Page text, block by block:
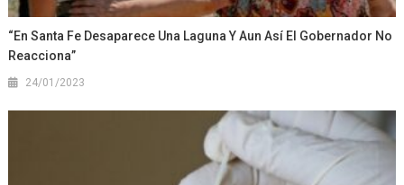
“En Santa Fe Desaparece Una Laguna Y Aun Así El Gobernador No
Reacciona”
24/01/2023